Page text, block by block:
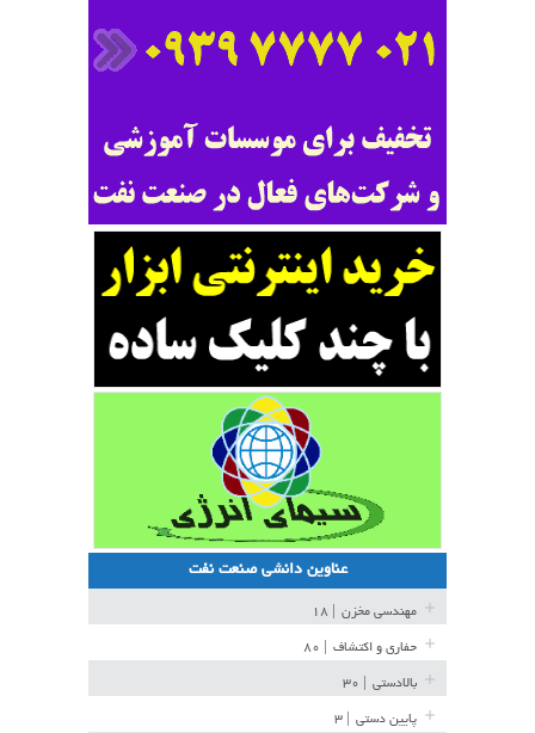
عناوین دانشی صنعت نفت
مهندسی مخزن
حفاری و اکتشاف
بالادستی
پایین دستی